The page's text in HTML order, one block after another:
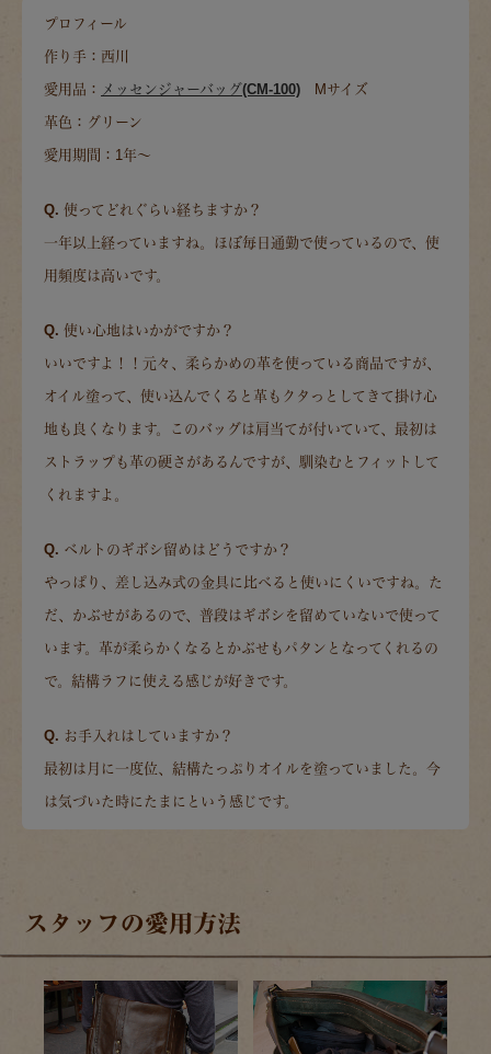
プロフィール
作り手：西川
愛用品： メッセンジャーバッグ(CM-100) Mサイズ
革色：グリーン
愛用期間：1年～
Q. 使ってどれぐらい経ちますか？
一年以上経っていますね。ほぼ毎日通勤で使っているので、使
用頻度は高いです。
Q. 使い心地はいかがですか？
いいですよ！！元々、柔らかめの革を使っている商品ですが、
オイル塗って、使い込んでくると革もクタっとしてきて掛け心
地も良くなります。このバッグは肩当てが付いていて、最初は
ストラップも革の硬さがあるんですが、馴染むとフィットして
くれますよ。
Q. ベルトのギボシ留めはどうですか？
やっぱり、差し込み式の金具に比べると使いにくいですね。た
だ、かぶせがあるので、普段はギボシを留めていないで使って
います。革が柔らかくなるとかぶせもパタンとなってくれるの
で。結構ラフに使える感じが好きです。
Q. お手入れはしていますか？
最初は月に一度位、結構たっぷりオイルを塗っていました。今
は気づいた時にたまにという感じです。
スタッフの愛用方法